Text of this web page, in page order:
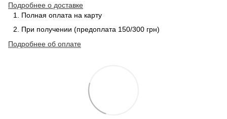
Подробнее о доставке
Полная оплата на карту
При получении (предоплата 150/300 грн)
Подробнее об оплате